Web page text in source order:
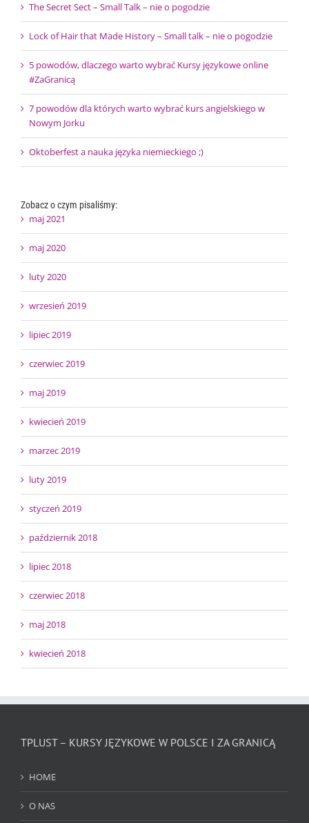
The Secret Sect – Small Talk – nie o pogodzie
Lock of Hair that Made History – Small talk – nie o pogodzie
5 powodów, dlaczego warto wybrać Kursy językowe online
#ZaGranicą
7 powodów dla których warto wybrać kurs angielskiego w
Nowym Jorku
Oktoberfest a nauka języka niemieckiego ;)
Zobacz o czym pisaliśmy:
maj 2021
maj 2020
luty 2020
wrzesień 2019
lipiec 2019
czerwiec 2019
maj 2019
kwiecień 2019
marzec 2019
luty 2019
styczeń 2019
październik 2018
lipiec 2018
czerwiec 2018
maj 2018
kwiecień 2018
TPLUST – KURSY JĘZYKOWE W POLSCE I ZA GRANICĄ
HOME
O NAS